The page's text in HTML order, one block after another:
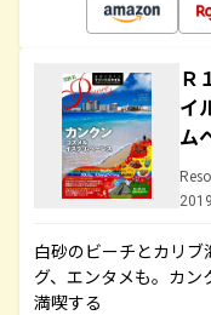
Ｒ
イ
ム
白砂のビーチとカリ
グ、エンタメも。カ
満喫する